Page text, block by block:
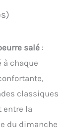
salé :
chaque
classiques
entre la
du dimanche